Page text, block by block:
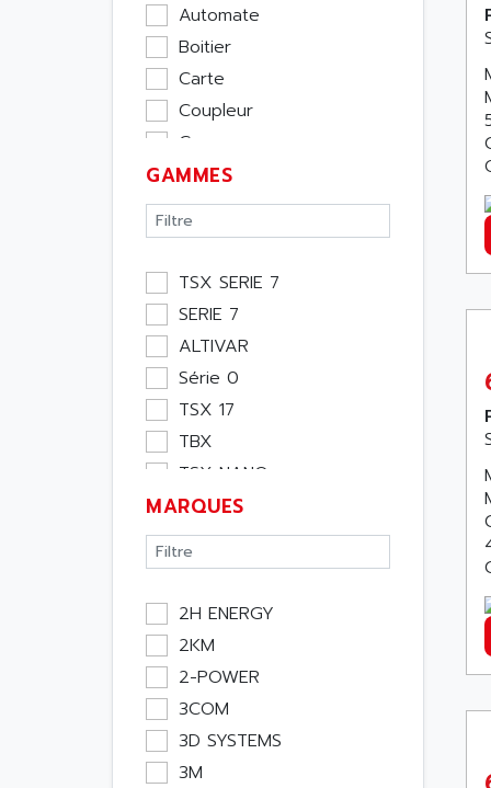
Automate
Boitier
Carte
Coupleur
Cpu
Ecran
Entrée / Sortie
Memoire
Module Métier
Moteur
Pupitre Opérateur
Rack
Etude
Software
Variateur
Actif
Consommable
Energie
Optoélectronique
Passif
Bureau
Emballage
Informatique
GAMMES
TSX SERIE 7
SERIE 7
ALTIVAR
Série 0
TSX 17
TBX
TSX NANO
TSX PREMIUM
ASI
APRIL 5000
XUD
TSX MICRO
MAGELIS
TCCX
CCX17
TELEFAST
MARQUES
2H ENERGY
2KM
2-POWER
3COM
3D SYSTEMS
3M